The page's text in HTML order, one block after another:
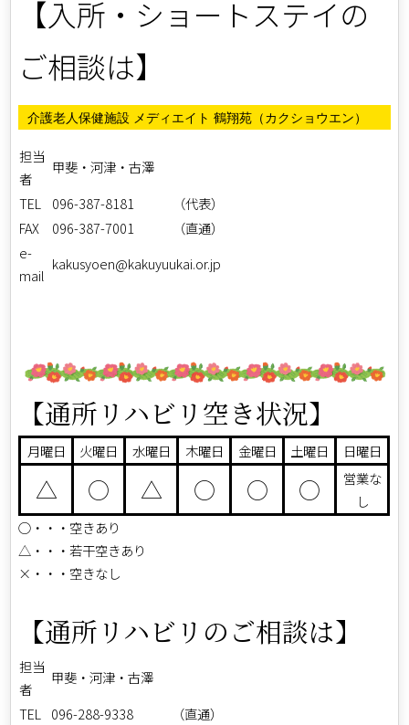
【入所・ショートステイの
ご相談は】
介護老人保健施設 メディエイト 鶴翔苑（カクショウエン）
担当
者
甲斐・河津・古澤
TEL
096-387-8181 （代表）
FAX
096-387-7001 （直通）
e-
mail
kakusyoen@kakuyuukai.or.jp
【通所リハビリ空き状況】
月曜日 火曜日 水曜日 木曜日 金曜日 土曜日 日曜日
△ ○ △ ○ ○ ○
営業な
し
○・・・空きあり
△・・・若干空きあり
×・・・空きなし
【通所リハビリのご相談は】
担当
者
甲斐・河津・古澤
TEL 096-288-9338 （直通）